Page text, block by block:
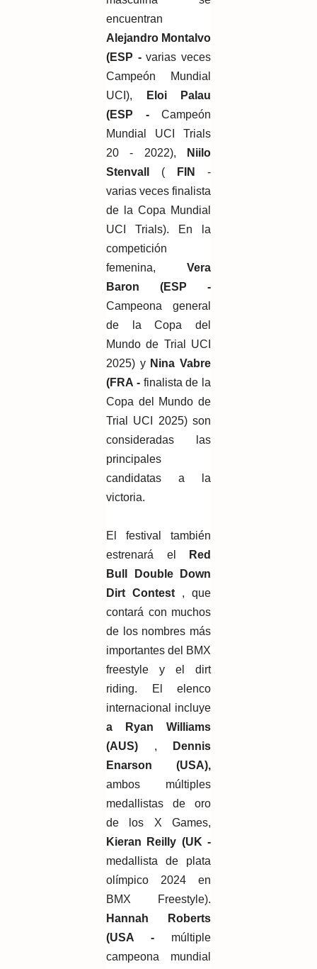
encuentran
Alejandro Montalvo
(ESP -varias veces
Campeón Mundial
UCI),
Eloi Palau
(ESP -Campeón
Mundial UCI Trials
20 - 2022),
Niilo
Stenvall
( FIN
-
varias veces finalista
de la Copa Mundial
UCI Trials). En la
competición
femenina, Vera
Baron (ESP -
Campeona general
de la Copa del
Mundo de Trial UCI
2025) y Nina Vabre
(FRA -finalista de la
Copa del Mundo de
Trial UCI 2025) son
consideradas las
principales
candidatas a la
victoria.
El festival también
estrenará el
Red
Bull Double Down
Dirt Contest , que
contará con muchos
de los nombres más
importantes del BMX
freestyle y el dirt
riding. El elenco
internacional incluye
a Ryan Williams
(AUS) ,
Dennis
Enarson (USA),
ambos múltiples
medallistas de oro
de los X Games,
Kieran Reilly (UK -
medallista de plata
olímpico 2024 en
BMX Freestyle).
Hannah Roberts
(USA - múltiple
campeona mundial